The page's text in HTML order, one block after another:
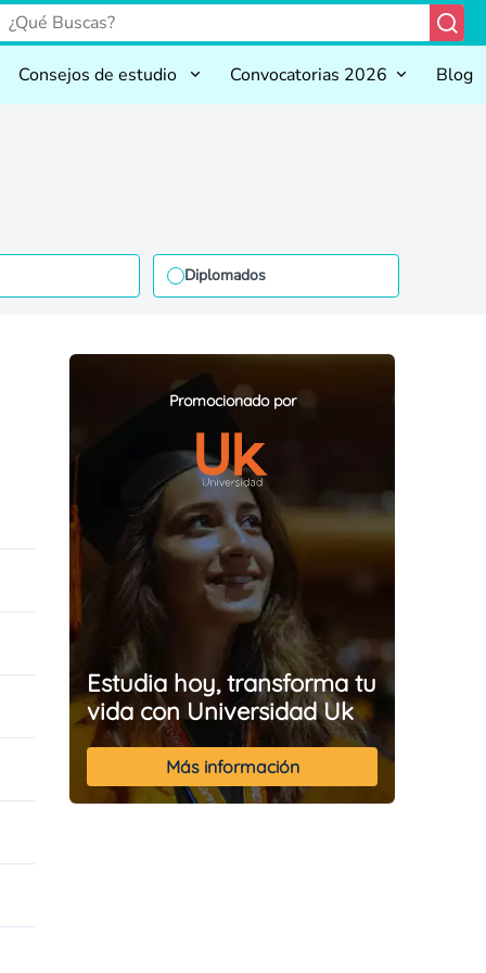
Consejos de estudio Convocatorias 2026 Blog
Diplomados
Promocionado por
Estudia hoy, transforma tu
vida con Universidad Uk
Más información